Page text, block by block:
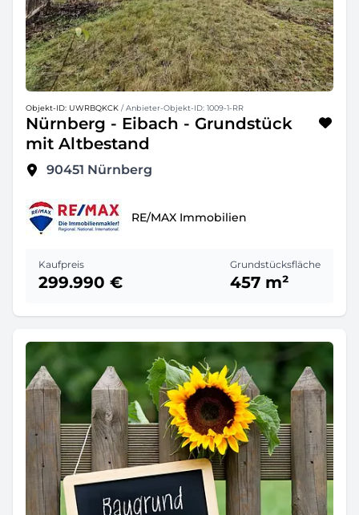
Objekt-ID: UWRBQKCK / Anbieter-Objekt-ID: 1009-1-RR
Nürnberg - Eibach - Grundstück
mit Altbestand
90451 Nürnberg
RE/MAX Immobilien
Kaufpreis
299.990 €
Grundstücksfläche
457 m²